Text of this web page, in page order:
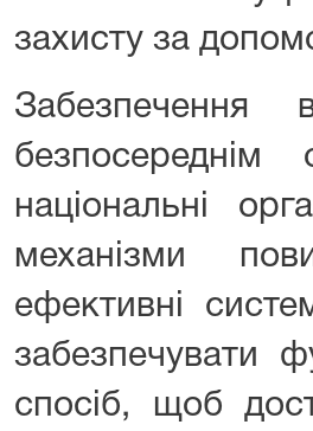
захисту за
Забезпечення
національні
механізми
ефективні
забезпечувати
спосіб, щоб